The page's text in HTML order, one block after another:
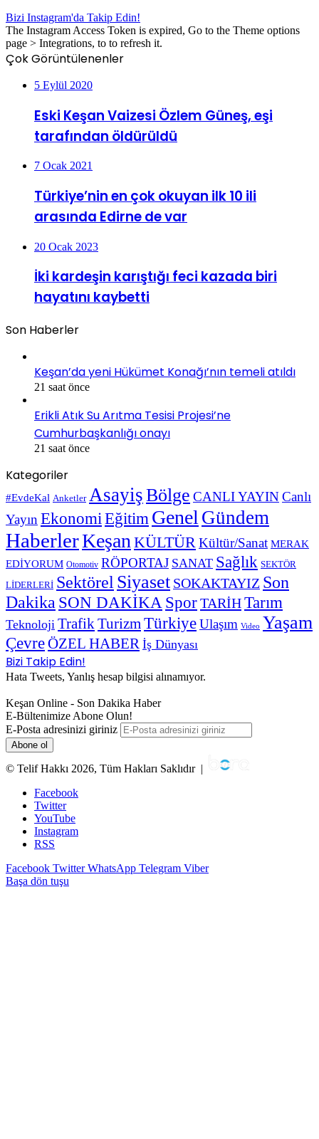
Bizi Instagram'da Takip Edin!
The Instagram Access Token is expired, Go to the Theme options
page > Integrations, to to refresh it.
Çok Görüntülenenler
5 Eylül 2020
Eski Keşan Vaizesi Özlem Güneş, eşi
tarafından öldürüldü
7 Ocak 2021
Türkiye’nin en çok okuyan ilk 10 ili
arasında Edirne de var
20 Ocak 2023
İki kardeşin karıştığı feci kazada biri
hayatını kaybetti
Son Haberler
Keşan’da yeni Hükümet Konağı’nın temeli atıldı
21 saat önce
Erikli Atık Su Arıtma Tesisi Projesi’ne
Cumhurbaşkanlığı onayı
21 saat önce
Kategoriler
#EvdeKal Anketler AsayişBölge CANLI YAYINCanlı
Yayın Ekonomi Eğitim Genel Gündem
HaberlerKeşan KÜLTÜRKültür/Sanat MERAK
EDİYORUM Otomotiv RÖPORTAJ SANAT Sağlık SEKTÖR
LİDERLERİ Sektörel Siyaset SOKAKTAYIZ Son
Dakika SON DAKİKA SporTARİHTarım
Teknoloji TrafikTurizmTürkiyeUlaşım Video Yaşam
ÇevreÖZEL HABER İş Dünyası
Bizi Takip Edin!
Hata Tweets, Yanlış hesap bilgisi alınamıyor.
Keşan Online - Son Dakika Haber
E-Bültenimize Abone Olun!
E-Posta adresinizi giriniz
© Telif Hakkı 2026, Tüm Hakları Saklıdır |
Facebook
Twitter
YouTube
Instagram
RSS
Facebook Twitter WhatsApp Telegram Viber
Başa dön tuşu